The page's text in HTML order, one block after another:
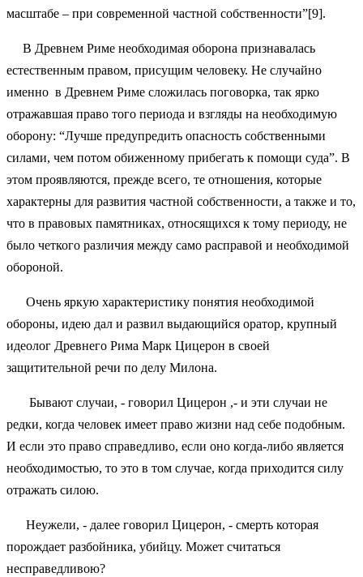
масштабе – при современной частной собственности”[9].
В Древнем Риме необходимая оборона признавалась
естественным правом, присущим человеку. Не случайно
именно в Древнем Риме сложилась поговорка, так ярко
отражавшая право того периода и взгляды на необходимую
оборону: “Лучше предупредить опасность собственными
силами, чем потом обиженному прибегать к помощи суда”. В
этом проявляются, прежде всего, те отношения, которые
характерны для развития частной собственности, а также и то,
что в правовых памятниках, относящихся к тому периоду, не
было четкого различия между само расправой и необходимой
обороной.
Очень яркую характеристику понятия необходимой
обороны, идею дал и развил выдающийся оратор, крупный
идеолог Древнего Рима Марк Цицерон в своей
защитительной речи по делу Милона.
Бывают случаи, - говорил Цицерон ,- и эти случаи не
редки, когда человек имеет право жизни над себе подобным.
И если это право справедливо, если оно когда-либо является
необходимостью, то это в том случае, когда приходится силу
отражать силою.
Неужели, - далее говорил Цицерон, - смерть которая
порождает разбойника, убийцу. Может считаться
несправедливою?